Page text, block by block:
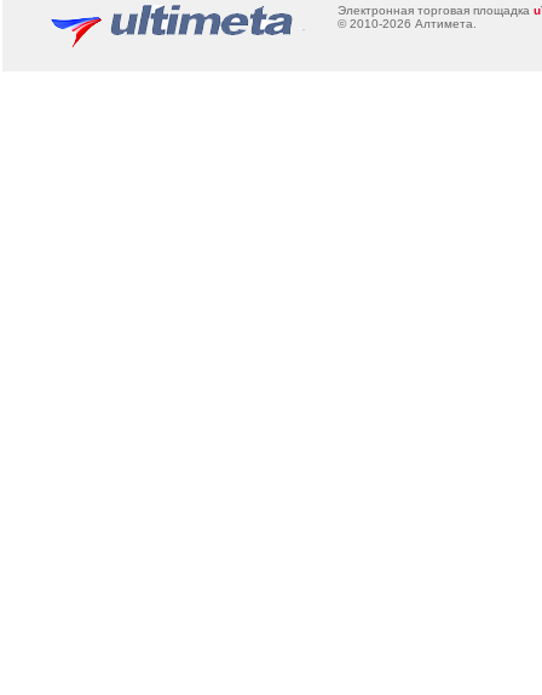
Электронная торговая площадка u
© 2010-2026 Алтимета